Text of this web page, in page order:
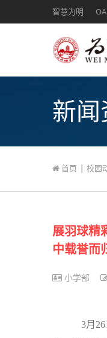
智慧为明
新闻
首页 | 校园
展羽球精
中载誉而
小学部
3月26